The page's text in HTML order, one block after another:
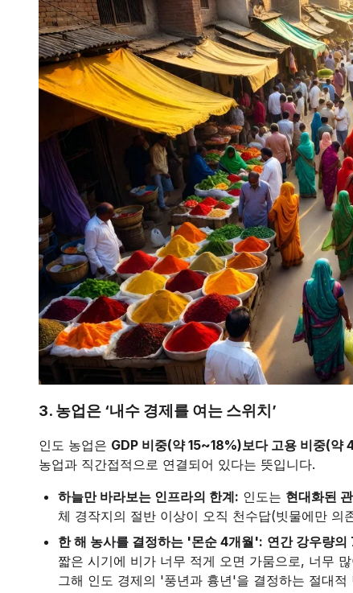
3. 농업은 ‘내수 경제를 여는 스위치’
인도 농업은 GDP 비중(약 15~18%)보다 고용 비중(약
농업과 직간접적으로 연결되어 있다는 뜻입니다.
하늘만 바라보는 인프라의 한계: 인도는 현대화된
체 경작지의 절반 이상이 오직 천수답(빗물에만 의
한 해 농사를 결정하는 '몬순 4개월': 연간 강우량
짧은 시기에 비가 너무 적게 오면 가뭄으로, 너무
그해 인도 경제의 '풍년과 흉년'을 결정하는 절대적